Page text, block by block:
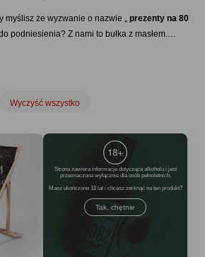
myślisz że wyzwanie o nazwie „ prezenty na 80
podniesienia? Z nami to bułka z masłem.
znajdziesz wiele produktów z
80 urodziny
Wyczyść wszystko
Strona zawiera informacje dotyczące alkoholu i jest
przeznaczona wyłącznie dla osób pełnoletnich.
Masz ukończone 18 lat i chcesz zerknąć na ten produkt
Tak, chętnie